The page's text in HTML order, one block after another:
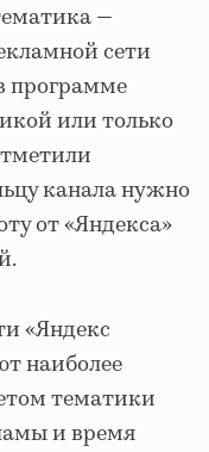
—
сети
программе
или только
канала нужно
от «Яндекса»
«Яндекс
наиболее
тематики
и время